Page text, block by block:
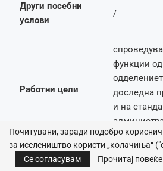
Други посебни
услови
/
Работни цели
функции
доследна
и на
рамките на
сложени
Почитувани, заради подобро
за иселеништво користи „колачиња“
Се согласувам
Прочитај повеќе